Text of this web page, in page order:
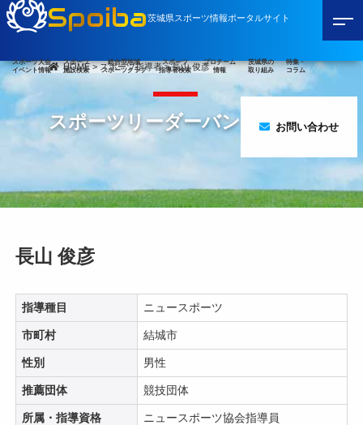
Spoiba茨城県スポーツ情報ポータルサイト
スポーツ大会
イベント情報
スポーツ
施設検索
総合型地域
スポーツクラブ
スポーツ
指導者検索
プロチーム
情報
茨城県の
取り組み
特集・
コラム
お問い合わせ
HOME>スポーツ指導者>長山 俊彦
スポーツリーダーバンク
長山 俊彦
指導種目 ニュースポーツ
市町村 結城市
性別 男性
推薦団体 競技団体
所属・指導資格 ニュースポーツ協会指導員